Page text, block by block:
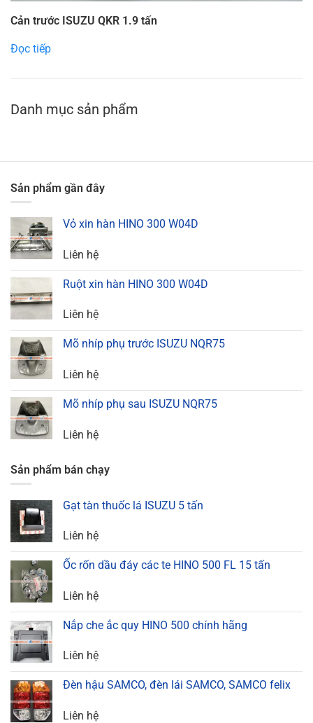
Cản trước ISUZU QKR 1.9 tấn
Đọc tiếp
Danh mục sản phẩm
Sản phẩm gần đây
Vỏ xin hàn HINO 300 W04D
Liên hệ
Ruột xin hàn HINO 300 W04D
Liên hệ
Mõ nhíp phụ trước ISUZU NQR75
Liên hệ
Mõ nhíp phụ sau ISUZU NQR75
Liên hệ
Sản phẩm bán chạy
Gạt tàn thuốc lá ISUZU 5 tấn
Liên hệ
Ốc rốn dầu đáy các te HINO 500 FL 15 tấn
Liên hệ
Nắp che ắc quy HINO 500 chính hãng
Liên hệ
Đèn hậu SAMCO, đèn lái SAMCO, SAMCO felix
Liên hệ